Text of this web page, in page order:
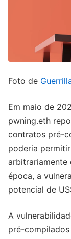
Foto de
Em maio de
pwning.eth
contratos pré-
poderia
arbitrariamente
época, a
potencial de
A
pré-